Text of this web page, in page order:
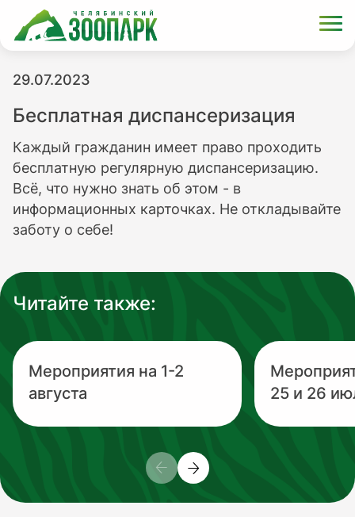
29.07.2023
Бесплатная диспансеризация
Каждый гражданин имеет право проходить
бесплатную регулярную диспансеризацию.
Всё, что нужно знать об этом - в
информационных карточках. Не откладывайте
заботу о себе!
Читайте также:
Мероприятия на 1-2
августа
25 и 26